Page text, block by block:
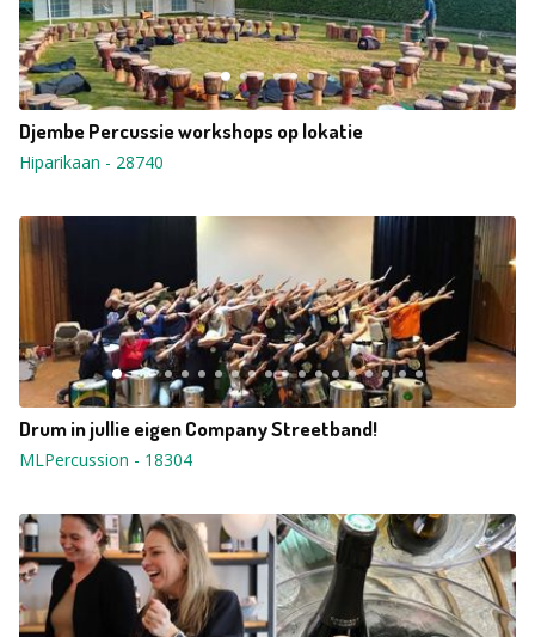
Djembe Percussie workshops op lokatie
Hiparikaan - 28740
Drum in jullie eigen Company Streetband!
MLPercussion - 18304